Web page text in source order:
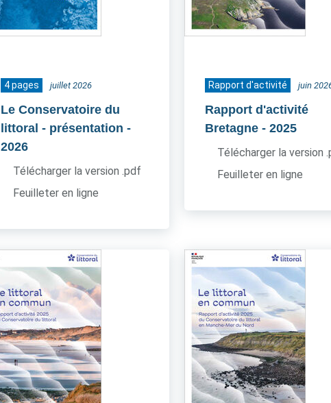
4 pages juillet 2026
Le Conservatoire du
littoral - présentation -
2026
Télécharger la version .pdf
Feuilleter en ligne
Rapport d'activité juin
Rapport d'activité
Bretagne - 2025
Télécharger la version
Feuilleter en ligne